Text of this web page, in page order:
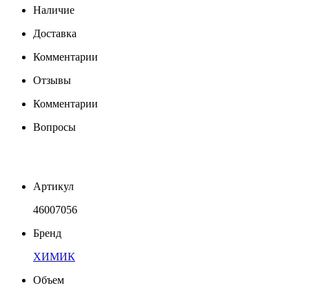
Наличие
Доставка
Комментарии
Отзывы
Комментарии
Вопросы
Артикул
46007056
Бренд
ХИМИК
Объем